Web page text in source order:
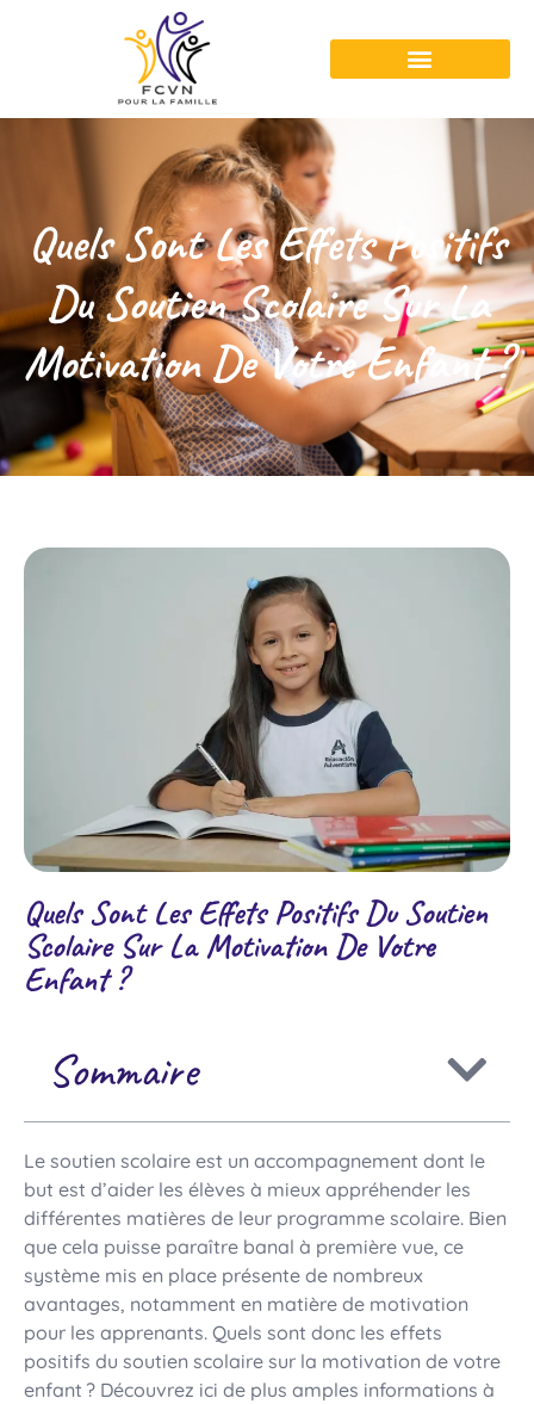
Quels Sont Les Effets Positifs
Du Soutien Scolaire Sur La
Motivation De Votre Enfant ?
Quels Sont Les Effets Positifs Du Soutien
Scolaire Sur La Motivation De Votre
Enfant ?
Sommaire
Le soutien scolaire est un accompagnement dont le
but est d’aider les élèves à mieux appréhender les
différentes matières de leur programme scolaire. Bien
que cela puisse paraître banal à première vue, ce
système mis en place présente de nombreux
avantages, notamment en matière de motivation
pour les apprenants. Quels sont donc les effets
positifs du soutien scolaire sur la motivation de votre
enfant ? Découvrez ici de plus amples informations à